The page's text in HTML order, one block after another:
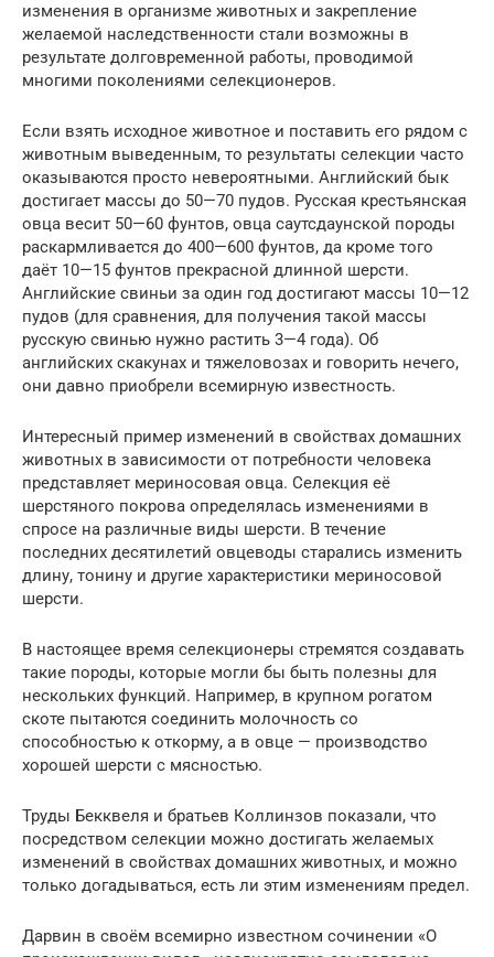
изменения в организме животных и закрепление
желаемой наследственности стали возможны в
результате долговременной работы, проводимой
многими поколениями селекционеров.
Если взять исходное животное и поставить его рядом с
животным выведенным, то результаты селекции часто
оказываются просто невероятными. Английский бык
достигает массы до 50—70 пудов. Русская крестьянская
овца весит 50—60 фунтов, овца саутсдаунской породы
раскармливается до 400—600 фунтов, да кроме того
даёт 10—15 фунтов прекрасной длинной шерсти.
Английские свиньи за один год достигают массы 10—12
пудов (для сравнения, для получения такой массы
русскую свинью нужно растить 3—4 года). Об
английских скакунах и тяжеловозах и говорить нечего,
они давно приобрели всемирную известность.
Интересный пример изменений в свойствах домашних
животных в зависимости от потребности человека
представляет мериносовая овца. Селекция её
шерстяного покрова определялась изменениями в
спросе на различные виды шерсти. В течение
последних десятилетий овцеводы старались изменить
длину, тонину и другие характеристики мериносовой
шерсти.
В настоящее время селекционеры стремятся создавать
такие породы, которые могли бы быть полезны для
нескольких функций. Например, в крупном рогатом
скоте пытаются соединить молочность со
способностью к откорму, а в овце — производство
хорошей шерсти с мясностью.
Труды Бекквеля и братьев Коллинзов показали, что
посредством селекции можно достигать желаемых
изменений в свойствах домашних животных, и можно
только догадываться, есть ли этим изменениям предел.
Дарвин в своём всемирно известном сочинении «О